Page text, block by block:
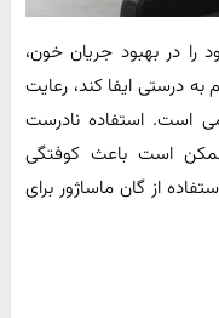
را در بهبود جریان خون،
درستی ایفا کند، رعایت
است. استفاده نادرست
ممکن است باعث کوفتگی
از گان ماساژور برای